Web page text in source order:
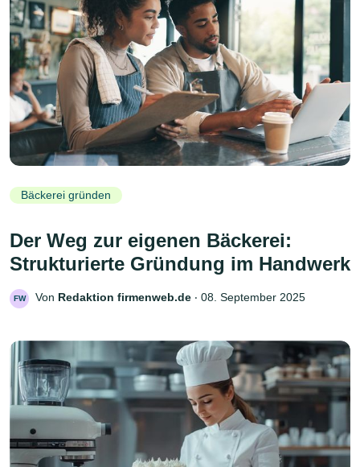
Bäckerei gründen
Der Weg zur eigenen Bäckerei:
Strukturierte Gründung im Handwerk
FW Von Redaktion firmenweb.de ‧ 08. September 2025